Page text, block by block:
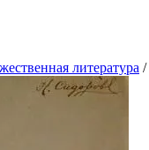
литература /